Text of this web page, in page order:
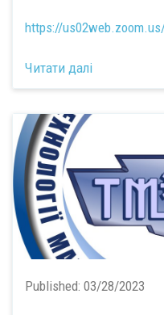
https://
Читати далі
Published: 03/28/2023